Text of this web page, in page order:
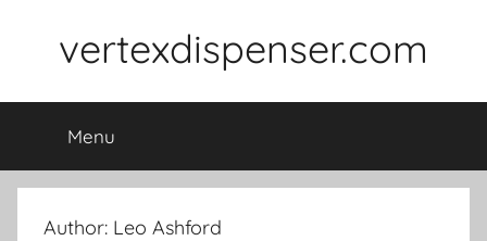
vertexdispenser.com
Menu
Author: Leo Ashford